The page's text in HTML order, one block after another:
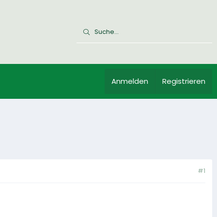
Anmelden Registrieren
#1